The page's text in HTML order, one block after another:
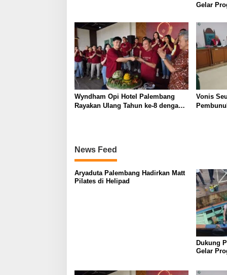
Gelar
Wyndham Opi Hotel Palembang
Rayakan Ulang Tahun ke-8 dengan
Vonis
News Feed
Aryaduta Palembang Hadirkan Matt
Pilates di Helipad
Dukung
Gelar